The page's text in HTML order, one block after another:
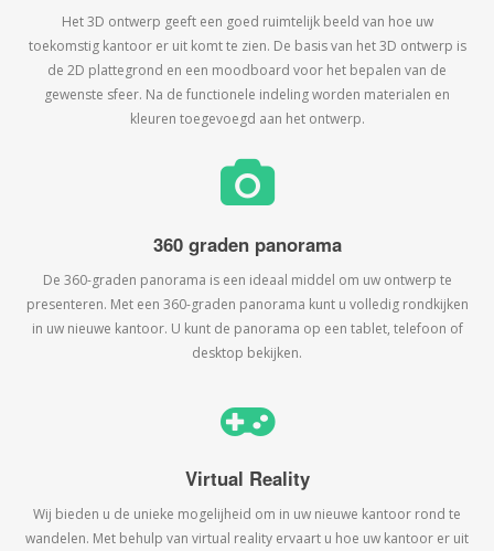
Het 3D ontwerp geeft een goed ruimtelijk beeld van hoe uw
toekomstig kantoor er uit komt te zien. De basis van het 3D ontwerp is
de 2D plattegrond en een moodboard voor het bepalen van de
gewenste sfeer. Na de functionele indeling worden materialen en
kleuren toegevoegd aan het ontwerp.
360 graden panorama
De 360-graden panorama is een ideaal middel om uw ontwerp te
presenteren. Met een 360-graden panorama kunt u volledig rondkijken
in uw nieuwe kantoor. U kunt de panorama op een tablet, telefoon of
desktop bekijken.
Virtual Reality
Wij bieden u de unieke mogelijheid om in uw nieuwe kantoor rond te
wandelen. Met behulp van virtual reality ervaart u hoe uw kantoor er uit